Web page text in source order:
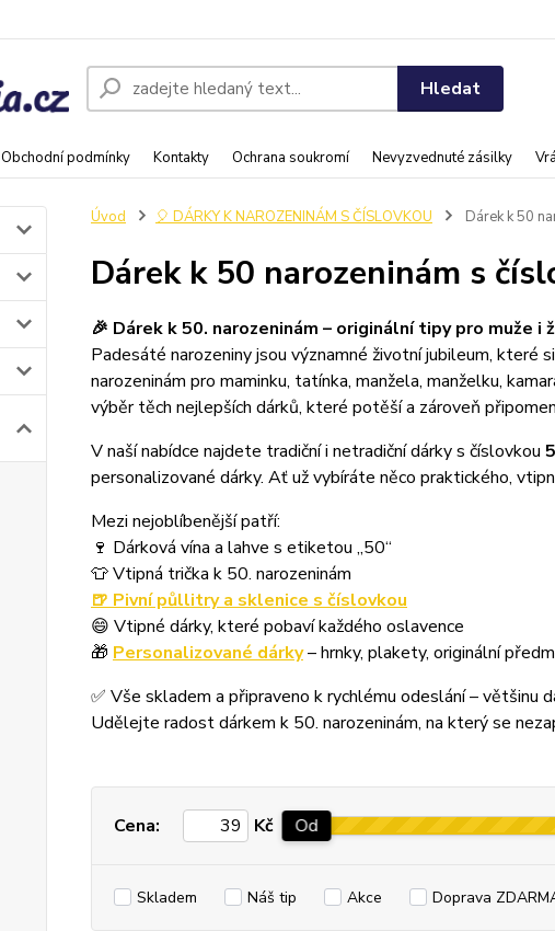
Obchodní podmínky Kontakty Ochrana soukromí Nevyzvednuté zásilky
Hledat
Úvod 🎈 DÁRKY K NAROZENINÁM S ČÍSLOVKOU Dárek k 50
Dárek k 50 narozeninám s
🎉 Dárek k 50. narozeninám – originální tipy pro muže i
Padesáté narozeniny jsou významné životní jubileum,
narozeninám pro maminku, tatínka, manžela, manželku,
výběr těch nejlepších dárků, které potěší a zároveň
V naší nabídce najdete tradiční i netradiční dárky s číslovkou
personalizované dárky. Ať už vybíráte něco praktického,
Mezi nejoblíbenější patří:
🍷 Dárková vína a lahve s etiketou „50“
👕 Vtipná trička k 50. narozeninám
🍺 Pivní půllitry a sklenice s číslovkou
😄 Vtipné dárky, které pobaví každého oslavence
🎁 Personalizované dárky– hrnky, plakety, originální
✅ Vše skladem a připraveno k rychlému odeslání – většinu
Udělejte radost dárkem k 50. narozeninám, na který se
Cena: Kč Od
Skladem Náš tip Akce Doprava